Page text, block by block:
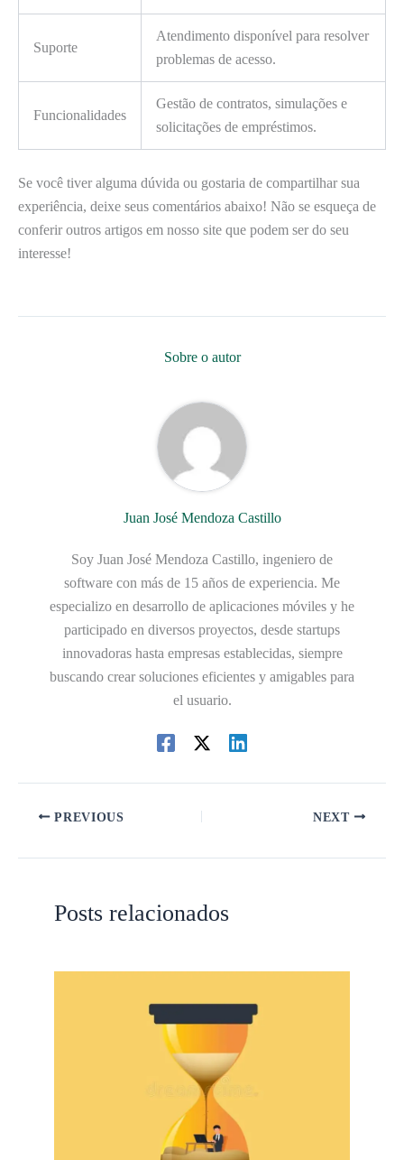
Suporte
Atendimento disponível para resolver
problemas de acesso.
Funcionalidades
Gestão de contratos, simulações e
solicitações de empréstimos.
Se você tiver alguma dúvida ou gostaria de compartilhar sua
experiência, deixe seus comentários abaixo! Não se esqueça de
conferir outros artigos em nosso site que podem ser do seu
interesse!
Sobre o autor
Juan José Mendoza Castillo
Soy Juan José Mendoza Castillo, ingeniero de
software con más de 15 años de experiencia. Me
especializo en desarrollo de aplicaciones móviles y he
participado en diversos proyectos, desde startups
innovadoras hasta empresas establecidas, siempre
buscando crear soluciones eficientes y amigables para
el usuario.
PREVIOUS NEXT
Posts relacionados